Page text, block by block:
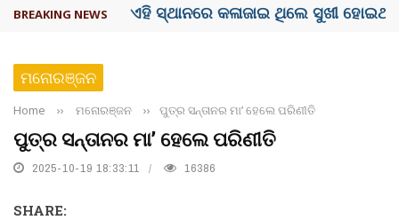
BREAKING NEWS ଦେଶରେ ପ୍ଲାଷ୍ଟିକ୍ ନୋଟ୍‌ ପ୍ରଚଳନ ...
ମନୋରଞ୍ଜନ
Home ›› ମନୋରଞ୍ଜନ ›› ପୁତ୍ର ସନ୍ତାନର ମା’ ହେଲେ ପରିଣୀତି
ପୁତ୍ର ସନ୍ତାନର ମା’ ହେଲେ ପରିଣୀତି
2025-10-19 18:33:11 16386
SHARE: